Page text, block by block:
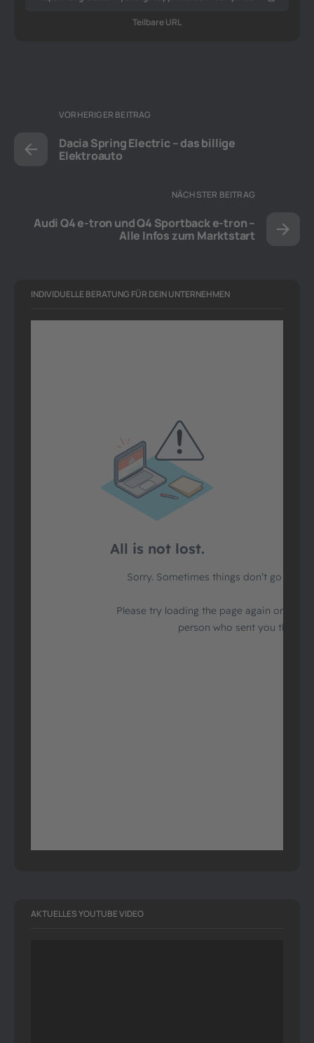
Teilbare URL
VORHERIGER BEITRAG
Dacia Spring Electric – das billige
Elektroauto
NÄCHSTER BEITRAG
Audi Q4 e-tron und Q4 Sportback e-tron –
Alle Infos zum Marktstart
INDIVIDUELLE BERATUNG FÜR DEIN UNTERNEHMEN
AKTUELLES YOUTUBE VIDEO